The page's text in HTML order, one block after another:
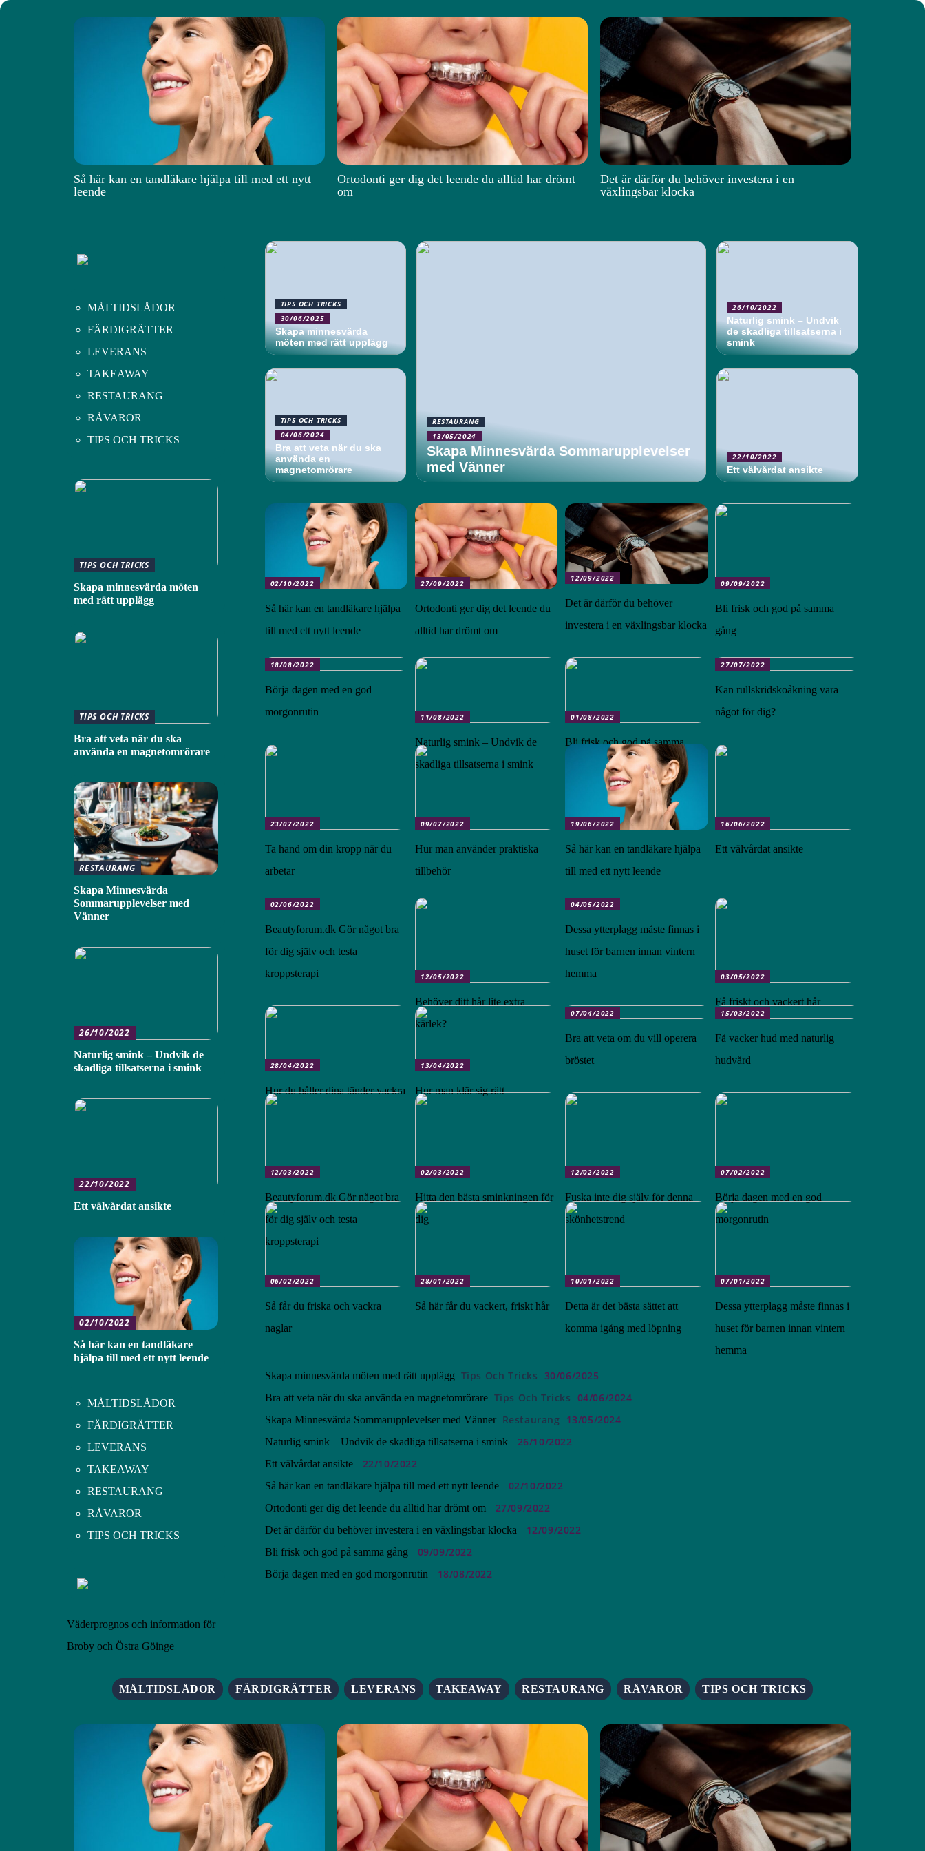
Så här kan en tandläkare hjälpa till med ett nytt
leende
Ortodonti ger dig det leende du alltid har drömt
om
Det är därför du behöver investera i en
växlingsbar klocka
TIPS OCH TRICKS
30/06/2025
Skapa minnesvärda
möten med rätt upplägg
TIPS OCH TRICKS
04/06/2024
Bra att veta när du ska
använda en
magnetomrörare
RESTAURANG
13/05/2024
Skapa Minnesvärda Sommarupplevelser
med Vänner
26/10/2022
Naturlig smink – Undvik
de skadliga tillsatserna i
smink
22/10/2022
Ett välvårdat ansikte
02/10/2022
Så här kan en tandläkare hjälpa
till med ett nytt leende
27/09/2022
Ortodonti ger dig det leende du
alltid har drömt om
12/09/2022
Det är därför du behöver
investera i en växlingsbar klocka
09/09/2022
Bli frisk och god på samma
gång
18/08/2022
Börja dagen med en god
morgonrutin
11/08/2022
Naturlig smink – Undvik de
skadliga tillsatserna i smink
01/08/2022
Bli frisk och god på samma
27/07/2022
Kan rullskridskoåkning vara
något för dig?
23/07/2022
Ta hand om din kropp när du
arbetar
09/07/2022
Hur man använder praktiska
tillbehör
19/06/2022
Så här kan en tandläkare hjälpa
till med ett nytt leende
16/06/2022
Ett välvårdat ansikte
02/06/2022
Beautyforum.dk Gör något bra
för dig själv och testa
kroppsterapi
12/05/2022
Behöver ditt hår lite extra
kärlek?
04/05/2022
Dessa ytterplagg måste finnas i
huset för barnen innan vintern
hemma
03/05/2022
Få friskt och vackert hår
28/04/2022
Hur du håller dina tänder vackra
13/04/2022
Hur man klär sig rätt
07/04/2022
Bra att veta om du vill operera
bröstet
15/03/2022
Få vacker hud med naturlig
hudvård
12/03/2022
Beautyforum.dk Gör något bra
för dig själv och testa
kroppsterapi
02/03/2022
Hitta den bästa sminkningen för
dig
12/02/2022
Fuska inte dig själv för denna
skönhetstrend
07/02/2022
Börja dagen med en god
morgonrutin
06/02/2022
Så får du friska och vackra
naglar
28/01/2022
Så här får du vackert, friskt hår
10/01/2022
Detta är det bästa sättet att
komma igång med löpning
07/01/2022
Dessa ytterplagg måste finnas i
huset för barnen innan vintern
hemma
Skapa minnesvärda möten med rätt upplägg Tips Och Tricks 30/06/2025
Bra att veta när du ska använda en magnetomrörare Tips Och Tricks 04/06/2024
Skapa Minnesvärda Sommarupplevelser med Vänner Restaurang 13/05/2024
Naturlig smink – Undvik de skadliga tillsatserna i smink 26/10/2022
Ett välvårdat ansikte 22/10/2022
Så här kan en tandläkare hjälpa till med ett nytt leende 02/10/2022
Ortodonti ger dig det leende du alltid har drömt om 27/09/2022
Det är därför du behöver investera i en växlingsbar klocka 12/09/2022
Bli frisk och god på samma gång 09/09/2022
Börja dagen med en god morgonrutin 18/08/2022
MÅLTIDSLÅDOR
FÄRDIGRÄTTER
LEVERANS
TAKEAWAY
RESTAURANG
RÅVAROR
TIPS OCH TRICKS
TIPS OCH TRICKS
Skapa minnesvärda möten
med rätt upplägg
TIPS OCH TRICKS
Bra att veta när du ska
använda en magnetomrörare
RESTAURANG
Skapa Minnesvärda
Sommarupplevelser med
Vänner
26/10/2022
Naturlig smink – Undvik de
skadliga tillsatserna i smink
22/10/2022
Ett välvårdat ansikte
02/10/2022
Så här kan en tandläkare
hjälpa till med ett nytt leende
MÅLTIDSLÅDOR
FÄRDIGRÄTTER
LEVERANS
TAKEAWAY
RESTAURANG
RÅVAROR
TIPS OCH TRICKS
Väderprognos och information för
Broby och Östra Göinge
MÅLTIDSLÅDOR FÄRDIGRÄTTER LEVERANS TAKEAWAY RESTAURANG RÅVAROR TIPS OCH TRICKS